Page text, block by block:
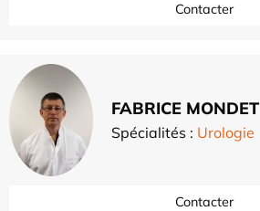
Contacter
FABRICE MONDET
Spécialités : Urologie
Contacter